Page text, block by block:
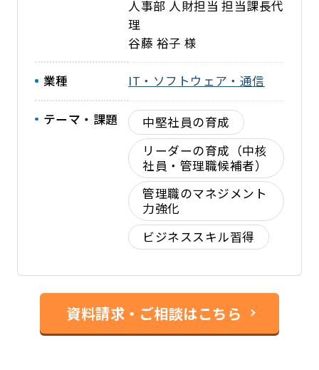
人事部 人財担当 担当課長代
理
谷藤 裕子 様
業種 IT・ソフトウェア・通信
テーマ・課題
中堅社員の育成
リーダーの育成（中核
社員・管理職候補者）
管理職のマネジメント
力強化
ビジネススキル習得
資料請求・ご相談はこちら